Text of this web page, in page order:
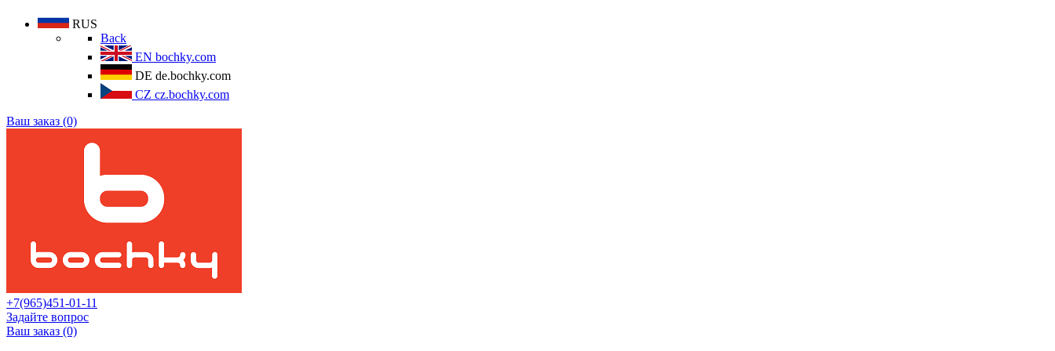
RUS
Back
EN bochky.com
DE de.bochky.com
CZ cz.bochky.com
Ваш заказ (0)
+7(965)451-01-11
Задайте вопрос
Ваш заказ (0)